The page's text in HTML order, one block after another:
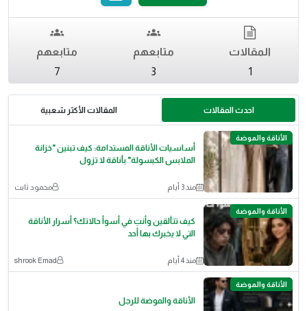
المقالات
1
متابعهم
3
متابعهم
7
احدث المقالات المقالات الأكثر شعبية
الأناقة والموضة
أساسيات الأناقة المستدامة: كيف تبنين "خزانة
الملابس الكبسولة" بأناقة لا تزول
منذ 3 أيام محمود ثابت
الأناقة والموضة
كيف تتألقين وأنتِ في أسوأ حالاتك؟ أسرار الأناقة
التي لا يخبرك بها أحد
منذ 4 أيام shrook Emad
الأناقة والموضة
الأناقة والموضة للرجل